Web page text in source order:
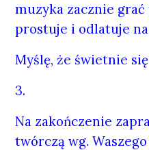
muzyka zacznie
prostuje i odlatuje na
Myślę, że świetnie
3.
Na zakończenie
twórczą wg. Waszego